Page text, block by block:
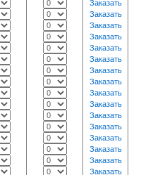
Заказать
Заказать
Заказать
Заказать
Заказать
Заказать
Заказать
Заказать
Заказать
Заказать
Заказать
Заказать
Заказать
Заказать
Заказать
Заказать